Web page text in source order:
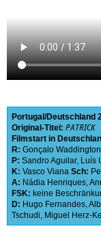
Portugal Deutschland
Original-Titel: PATRICK
Filmstart in
R: Gonçalo Waddington
P: Sandro Aguilar, Luís
K: Vasco Viana Sch:
A: Nádia Henriques,
FSK: keine
D: Hugo Fernandes,
Tschudi, Miguel Herz-